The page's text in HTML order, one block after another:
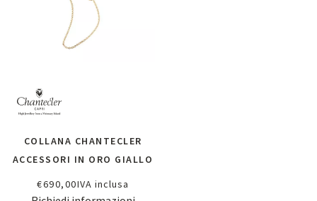
COLLANA CHANTECLER
ACCESSORI IN ORO GIALLO
€690,00IVA inclusa